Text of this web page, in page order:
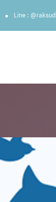
Line : @raksud